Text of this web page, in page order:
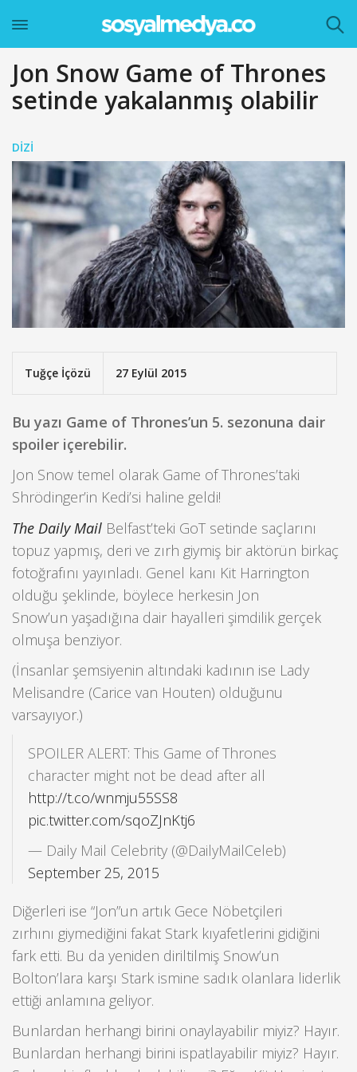
Jon Snow Game of Thrones
setinde yakalanmış olabilir
DIZI
Tuğçe İçözü 27 Eylül 2015
Bu yazı Game of Thrones’un 5. sezonuna dair
spoiler içerebilir.
Jon Snow temel olarak Game of Thrones’taki
Shrödinger’in Kedi’si haline geldi!
The Daily Mail Belfast’teki GoT setinde saçlarını
topuz yapmış, deri ve zırh giymiş bir aktörün birkaç
fotoğrafını yayınladı. Genel kanı Kit Harrington
olduğu şeklinde, böylece herkesin Jon
Snow’un yaşadığına dair hayalleri şimdilik gerçek
olmuşa benziyor.
(İnsanlar şemsiyenin altındaki kadının ise Lady
Melisandre (Carice van Houten) olduğunu
varsayıyor.)
SPOILER ALERT: This Game of Thrones
character might not be dead after all
http://t.co/wnmju55SS8
pic.twitter.com/sqoZJnKtj6
— Daily Mail Celebrity (@DailyMailCeleb)
September 25, 2015
Diğerleri ise “Jon”un artık Gece Nöbetçileri
zırhını giymediğini fakat Stark kıyafetlerini gidiğini
fark etti. Bu da yeniden diriltilmiş Snow’un
Bolton’lara karşı Stark ismine sadık olanlara liderlik
ettiği anlamına geliyor.
Bunlardan herhangi birini onaylayabilir miyiz? Hayır.
Bunlardan herhangi birini ispatlayabilir miyiz? Hayır.